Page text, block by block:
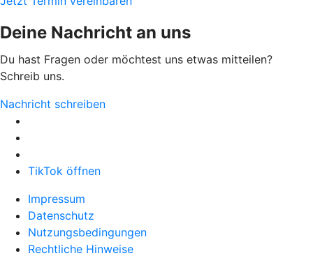
Deine Nachricht an uns
Du hast Fragen oder möchtest uns etwas mitteilen?
Schreib uns.
Nachricht schreiben
TikTok öffnen
Impressum
Datenschutz
Nutzungsbedingungen
Rechtliche Hinweise